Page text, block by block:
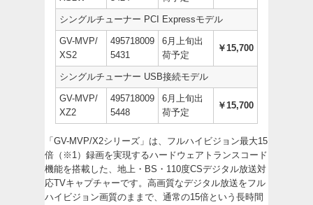
シングルチューナー PCI Expressモデル
GV-MVP/
XS2
495718009
5431
6月上旬出
荷予定
￥15,700
シングルチューナー USB接続モデル
GV-MVP/
XZ2
495718009
5448
6月上旬出
荷予定
￥15,700
「GV-MVP/X2シリーズ」は、フルハイビジョン最大15
倍（※1）録画を実現するハードウェアトランスコード
機能を搭載した、地上・BS・110度CSデジタル放送対
応TVキャプチャーです。高画質なデジタル放送をフル
ハイビジョン画質のままで、通常の15倍という長時間